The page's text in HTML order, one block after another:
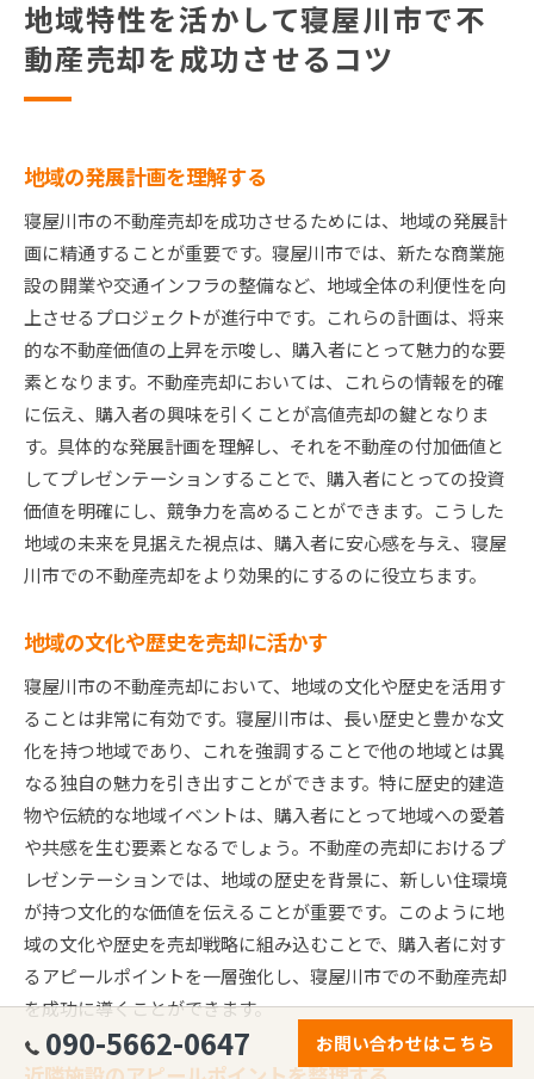
地域特性を活かして寝屋川市で不
動産売却を成功させるコツ
地域の発展計画を理解する
寝屋川市の不動産売却を成功させるためには、地域の発展計
画に精通することが重要です。寝屋川市では、新たな商業施
設の開業や交通インフラの整備など、地域全体の利便性を向
上させるプロジェクトが進行中です。これらの計画は、将来
的な不動産価値の上昇を示唆し、購入者にとって魅力的な要
素となります。不動産売却においては、これらの情報を的確
に伝え、購入者の興味を引くことが高値売却の鍵となりま
す。具体的な発展計画を理解し、それを不動産の付加価値と
してプレゼンテーションすることで、購入者にとっての投資
価値を明確にし、競争力を高めることができます。こうした
地域の未来を見据えた視点は、購入者に安心感を与え、寝屋
川市での不動産売却をより効果的にするのに役立ちます。
地域の文化や歴史を売却に活かす
寝屋川市の不動産売却において、地域の文化や歴史を活用す
ることは非常に有効です。寝屋川市は、長い歴史と豊かな文
化を持つ地域であり、これを強調することで他の地域とは異
なる独自の魅力を引き出すことができます。特に歴史的建造
物や伝統的な地域イベントは、購入者にとって地域への愛着
や共感を生む要素となるでしょう。不動産の売却におけるプ
レゼンテーションでは、地域の歴史を背景に、新しい住環境
が持つ文化的な価値を伝えることが重要です。このように地
域の文化や歴史を売却戦略に組み込むことで、購入者に対す
るアピールポイントを一層強化し、寝屋川市での不動産売却
を成功に導くことができます。
090-5662-0647 お問い合わせはこちら